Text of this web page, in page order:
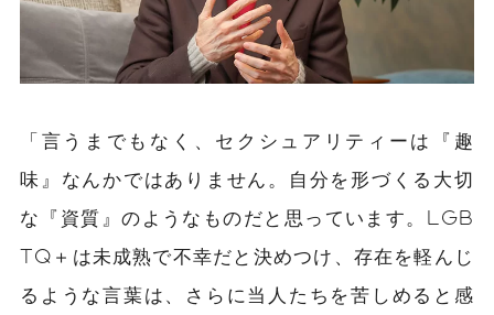
「言うまでもなく、セクシュアリティーは『趣
味』なんかではありません。自分を形づくる大切
な『資質』のようなものだと思っています。LGB
TQ＋は未成熟で不幸だと決めつけ、存在を軽んじ
るような言葉は、さらに当人たちを苦しめると感